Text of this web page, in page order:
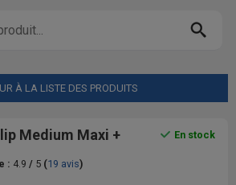
À LA LISTE DES PRODUITS
En stock
Medium Maxi +
: 4.9 / 5 (19 avis)